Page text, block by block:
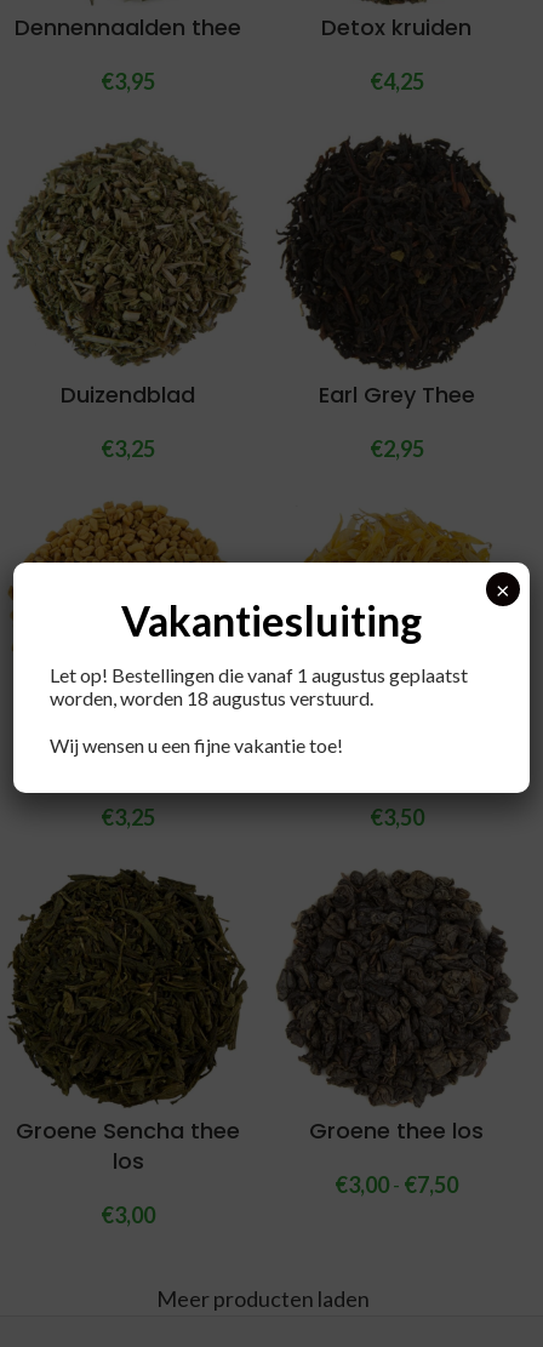
Dennennaalden thee
€3,95
Detox kruiden
€4,25
Duizendblad
€3,25
Earl Grey Thee
€2,95
Fenegriek
€3,25
Goudsbloem kruiden
€3,50
Groene Sencha thee
los
€3,00
Groene thee los
€3,00- €7,50
Meer producten laden
Vakantiesluiting
Let op! Bestellingen die vanaf 1 augustus geplaatst
worden, worden 18 augustus verstuurd.
Wij wensen u een fijne vakantie toe!
×